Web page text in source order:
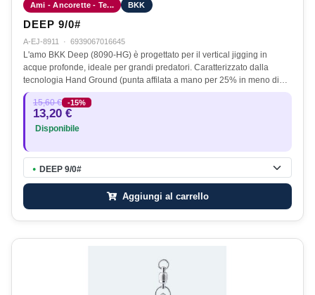
Ami - Ancorette - Te... BKK
DEEP 9/0#
A-EJ-8911 · 6939067016645
L'amo BKK Deep (8090-HG) è progettato per il vertical jigging in
acque profonde, ideale per grandi predatori. Caratterizzato dalla
tecnologia Hand Ground (punta affilata a mano per 25% in meno di…
15,60 € -15%
13,20 €
Disponibile
● DEEP 9/0#
Aggiungi al carrello